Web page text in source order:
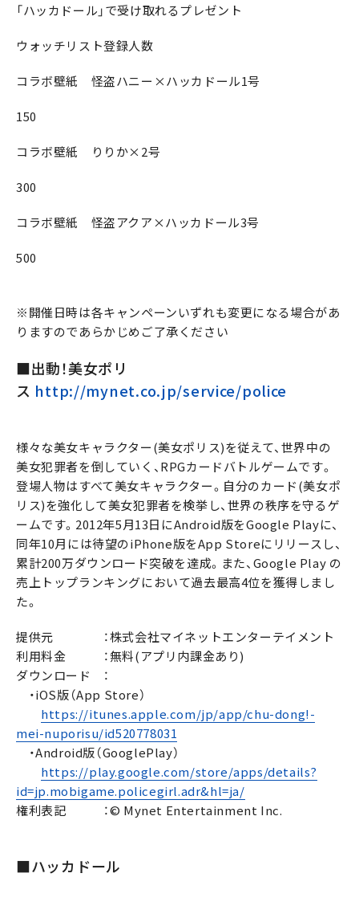
「ハッカドール」で受け取れるプレゼント
ウォッチリスト登録人数
コラボ壁紙 怪盗ハニー×ハッカドール1号
150
コラボ壁紙 りりか×2号
300
コラボ壁紙 怪盗アクア×ハッカドール3号
500
※開催日時は各キャンペーンいずれも変更になる場合があ
りますのであらかじめご了承ください
■出動！美女ポリ
ス http://mynet.co.jp/service/police
様々な美女キャラクター(美女ポリス)を従えて、世界中の
美女犯罪者を倒していく、RPGカードバトルゲームです。
登場人物はすべて美女キャラクター。自分のカード(美女ポ
リス)を強化して美女犯罪者を検挙し、世界の秩序を守るゲ
ームです。2012年5月13日にAndroid版をGoogle Playに、
同年10月には待望のiPhone版をApp Storeにリリースし、
累計200万ダウンロード突破を達成。また、Google Play の
売上トップランキングにおいて過去最高4位を獲得しまし
た。
提供元 ：株式会社マイネットエンターテイメント
利用料金 ：無料(アプリ内課金あり)
ダウンロード ：
・iOS版（App Store）
https://itunes.apple.com/jp/app/chu-dong!-
mei-nuporisu/id520778031
・Android版（GooglePlay）
https://play.google.com/store/apps/details?
id=jp.mobigame.policegirl.adr&hl=ja/
権利表記 ：© Mynet Entertainment Inc.
■ハッカドール